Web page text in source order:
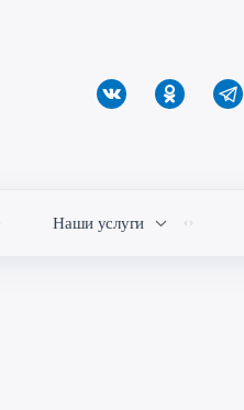
Наши услуги